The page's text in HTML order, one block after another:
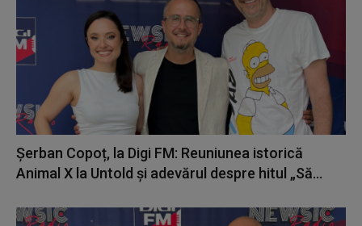
Șerban Copoț, la Digi FM: Reuniunea istorică
Animal X la Untold și adevărul despre hitul „Să...